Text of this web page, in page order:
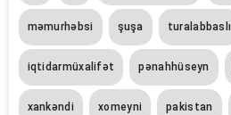
məmurhəbsi şuşa turalabbaslı
iqtidarmüxalifət pənahhüseyn
xankəndi xomeyni pakistan